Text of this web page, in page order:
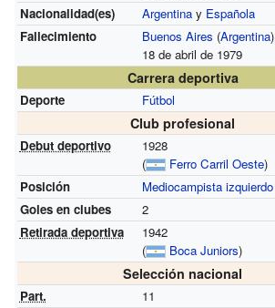
Nacionalidad(es)
Argentinay Española
Fallecimiento
Buenos Aires (Argentina)
18 de abril de 1979
Carrera deportiva
Deporte Fútbol
Club profesional
Debut deportivo
1928
(
Ferro Carril Oeste)
Posición
Mediocampista izquierdo
Goles en clubes
2
Retirada deportiva
1942
(
Boca Juniors)
Selección nacional
Part. 11